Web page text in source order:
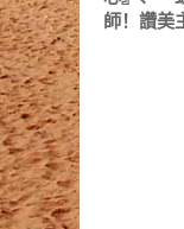
師！讚美